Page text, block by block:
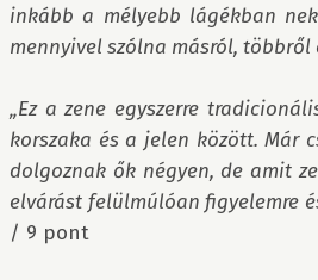
inkább a mélyebb lágékban
mennyivel szólna másról, többről
„Ez a zene egyszerre
korszaka és a jelen között. Már
dolgoznak ők négyen, de amit
elvárást felülmúlóan figyelemre